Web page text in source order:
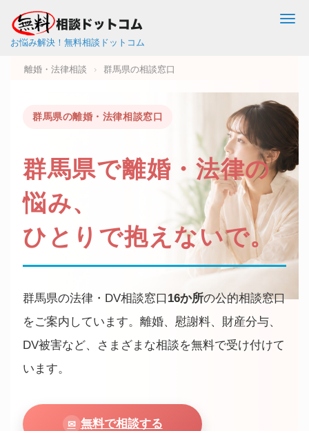
お悩み解決！無料相談ドットコム
離婚・法律相談 › 群馬県の相談窓口
群馬県の離婚・法律相談窓口
群馬県で離婚・法律の
悩み、
ひとりで抱えないで。
群馬県の法律・DV相談窓口 16か所の公的相談窓口
をご案内しています。離婚、慰謝料、財産分与、
DV被害など、さまざまな相談を無料で受け付けて
います。
✉ 無料で相談する